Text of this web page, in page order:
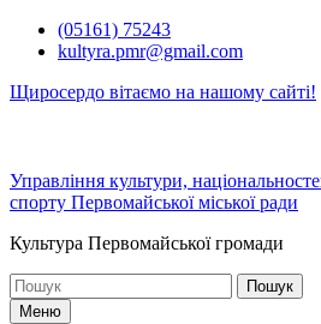
Перейти(05161) 75243
kultyra.pmr@gmail.com
Щиросердо вітаємо на нашому сайті!
Управління культури,
спорту Первомайської міської ради
Культура Первомайcької громади
Шукати:
Меню